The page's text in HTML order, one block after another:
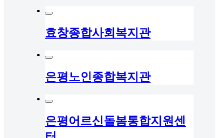
효창종합사회복지관
은평노인종합복지관
은평어르신돌봄통합지원센